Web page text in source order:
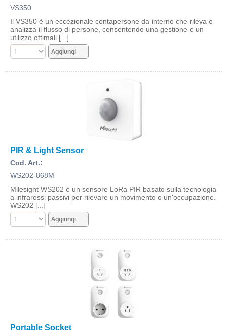
VS350
Il VS350 è un eccezionale contapersone da interno che rileva e
analizza il flusso di persone, consentendo una gestione e un
utilizzo ottimali [...]
PIR & Light Sensor
Cod. Art.:
WS202-868M
Milesight WS202 è un sensore LoRa PIR basato sulla tecnologia
a infrarossi passivi per rilevare un movimento o un'occupazione.
WS202 [...]
Portable Socket